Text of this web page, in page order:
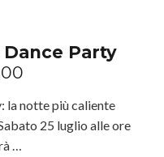
Party
la notte più caliente
25 luglio alle ore
…